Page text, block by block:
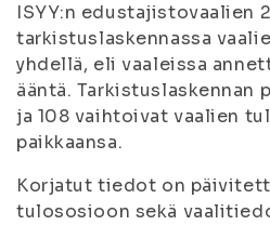
ISYY:n edustajistovaalien
tarkistuslaskennassa
yhdellä, eli vaaleissa
ääntä. Tarkistuslaskennan
ja 108 vaihtoivat vaalien
paikkaansa.
Korjatut tiedot on
tulososioon sekä